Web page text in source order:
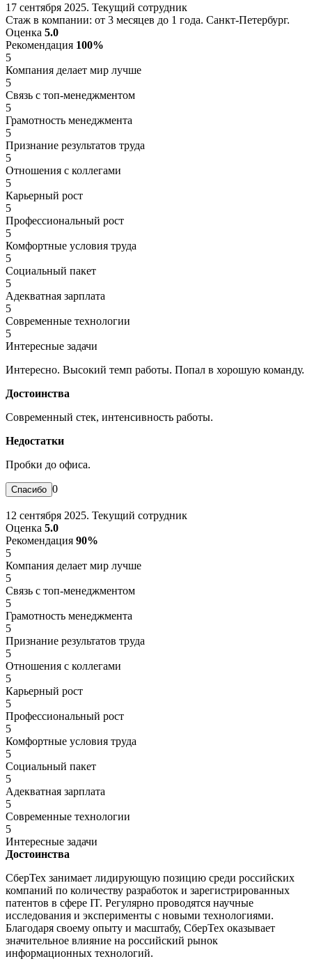
17 сентября 2025. Текущий сотрудник
Стаж в компании: от 3 месяцев до 1 года. Санкт-Петербург.
Оценка 5.0
Рекомендация 100%
5
Компания делает мир лучше
5
Связь с топ-менеджментом
5
Грамотность менеджмента
5
Признание результатов труда
5
Отношения с коллегами
5
Карьерный рост
5
Профессиональный рост
5
Комфортные условия труда
5
Социальный пакет
5
Адекватная зарплата
5
Современные технологии
5
Интересные задачи
Интересно. Высокий темп работы. Попал в хорошую команду.
Достоинства
Современный стек, интенсивность работы.
Недостатки
Пробки до офиса.
0
12 сентября 2025. Текущий сотрудник
Оценка 5.0
Рекомендация 90%
5
Компания делает мир лучше
5
Связь с топ-менеджментом
5
Грамотность менеджмента
5
Признание результатов труда
5
Отношения с коллегами
5
Карьерный рост
5
Профессиональный рост
5
Комфортные условия труда
5
Социальный пакет
5
Адекватная зарплата
5
Современные технологии
5
Интересные задачи
Достоинства
СберТех занимает лидирующую позицию среди российских
компаний по количеству разработок и зарегистрированных
патентов в сфере IT. Регулярно проводятся научные
исследования и эксперименты с новыми технологиями.
Благодаря своему опыту и масштабу, СберТех оказывает
значительное влияние на российский рынок
информационных технологий.